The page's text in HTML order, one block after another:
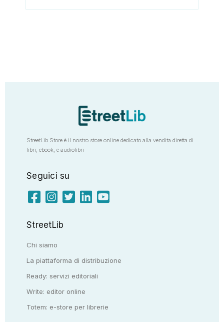
StreetLib Store è il nostro store online dedicato alla vendita diretta di
libri, ebook, e audiolibri
Seguici su
StreetLib
Chi siamo
La piattaforma di distribuzione
Ready: servizi editoriali
Write: editor online
Totem: e-store per librerie